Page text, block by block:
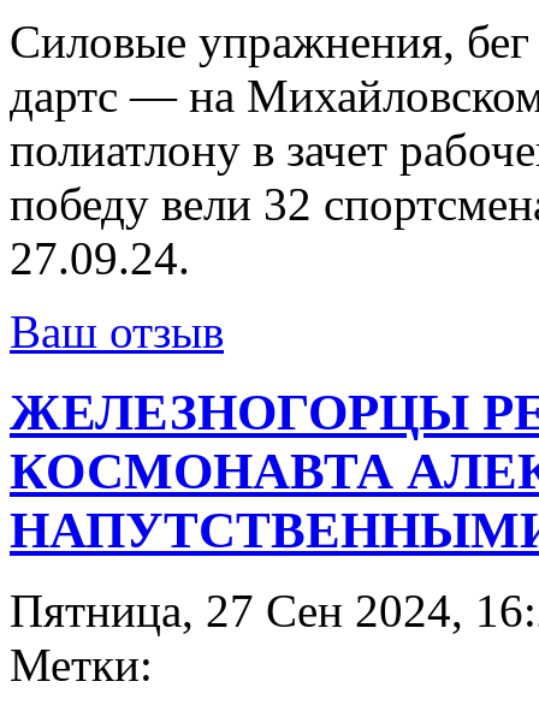
Силовые упражнения,
дартс — на
полиатлону в зачет
победу вели 32
27.09.24.
Ваш отзыв
ЖЕЛЕЗНОГОРЦЫ
КОСМОНАВТА
Пятница, 27 Сен 2024,
Метки: